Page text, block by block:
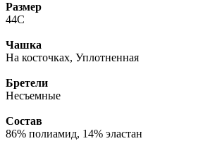
Размер
44C
Чашка
На косточках, Уплотненная
Бретели
Несъемные
Состав
86% полиамид, 14% эластан